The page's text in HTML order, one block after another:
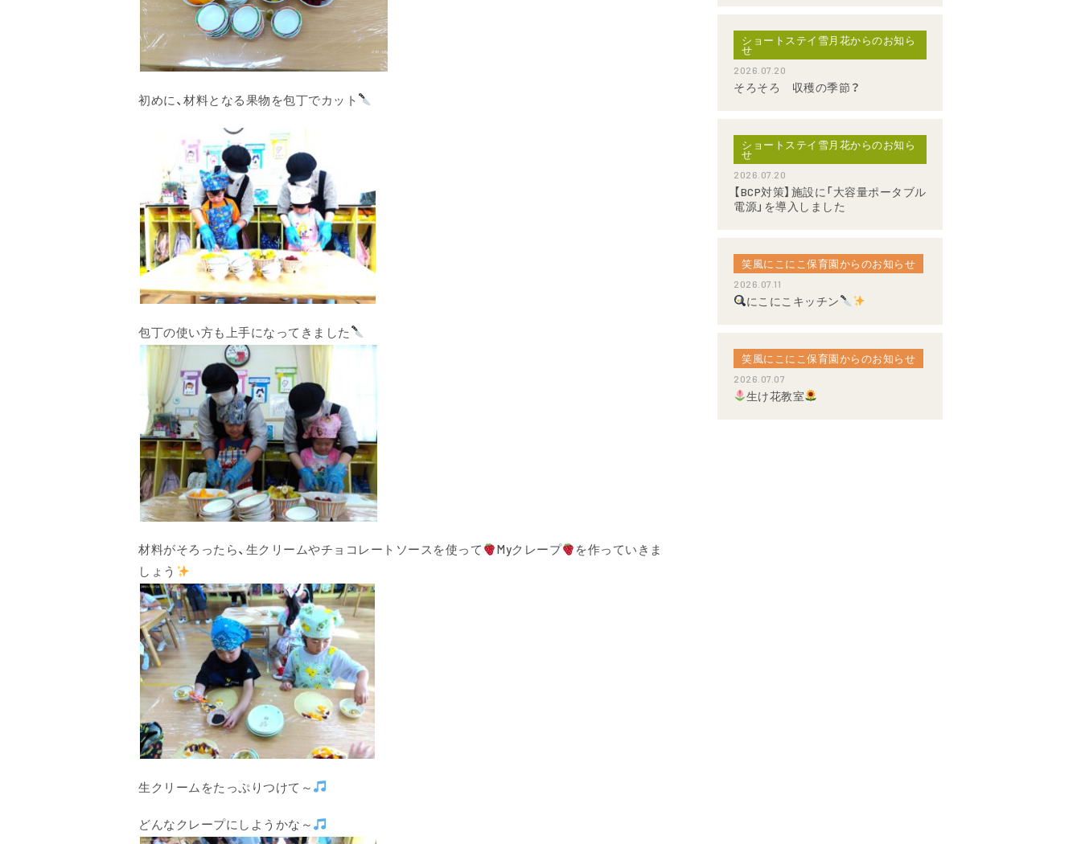
初めに、材料となる果物を包丁でカット
包丁の使い方も上手になってきました
材料がそろったら、生クリームやチョコレートソースを使って Myクレープ
を作っていきま
しょう
生クリームをたっぷりつけて～
どんなクレープにしようかな～
ショートステイ雪月花からのお知ら
せ
2026.07.20
そろそろ 収穫の季節？
ショートステイ雪月花からのお知ら
せ
2026.07.20
【BCP対策】施設に「大容量ポータブル
電源」を導入しました
笑風にこにこ保育園からのお知らせ
2026.07.11
にこにこキッチン
笑風にこにこ保育園からのお知らせ
2026.07.07
生け花教室